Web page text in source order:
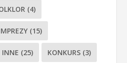
(4)
(15)
INNE (25) KONKURS (3)